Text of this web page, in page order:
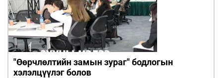
"Өөрчлөлтийн замын зураг" бодлогын
хэлэлцүүлэг болов